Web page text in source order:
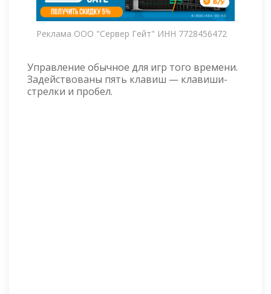
Реклама ООО "Сервер Гейт" ИНН 7728456472
Управление обычное для игр того времени.
Задействованы пять клавиш — клавиши-
стрелки и пробел.